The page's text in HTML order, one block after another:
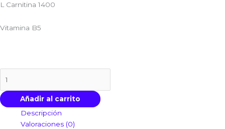
L Carnitina 1400
Vitamina B5
Añadir al carrito
Descripción
Valoraciones (0)